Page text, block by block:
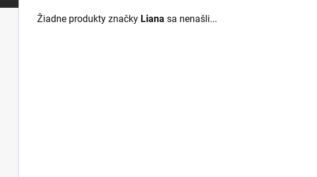
Žiadne produkty značky Liana sa nenašli...